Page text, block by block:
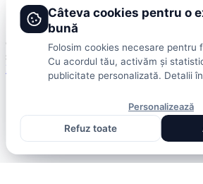
Publicitate
Termeni și condiții
© 2026 DolceSport. Toate drepturile
și analize din toate competițiile
Fotbal intern Fotbal extern Scoruri live
Câteva cookies pentru o
bună
Folosim cookies necesare pentru
Cu acordul tău, activăm și
publicitate personalizată. Detalii în
Personalizează
Refuz toate